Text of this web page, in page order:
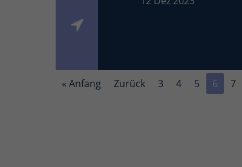
« Anfang Zurück 3 4 5 6 7